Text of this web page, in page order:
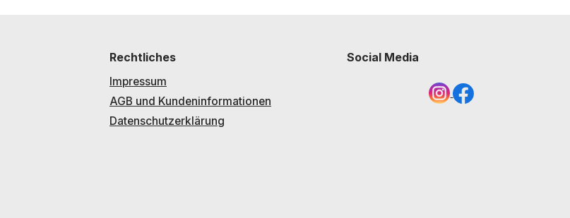
Rechtliches
Impressum
AGB und Kundeninformationen
Datenschutzerklärung
Social Media